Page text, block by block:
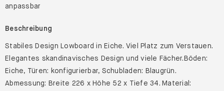
anpassbar
Beschreibung
Stabiles Design Lowboard in Eiche. Viel Platz zum Verstauen.
Elegantes skandinavisches Design und viele Fächer.Böden:
Eiche, Türen: konfigurierbar, Schubladen: Blaugrün.
Abmessung: Breite 226 x Höhe 52 x Tiefe 34. Material: